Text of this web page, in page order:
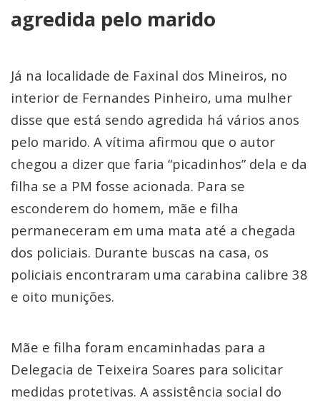
agredida pelo marido
Já na localidade de Faxinal dos Mineiros, no
interior de Fernandes Pinheiro, uma mulher
disse que está sendo agredida há vários anos
pelo marido. A vítima afirmou que o autor
chegou a dizer que faria “picadinhos” dela e da
filha se a PM fosse acionada. Para se
esconderem do homem, mãe e filha
permaneceram em uma mata até a chegada
dos policiais. Durante buscas na casa, os
policiais encontraram uma carabina calibre 38
e oito munições.
Mãe e filha foram encaminhadas para a
Delegacia de Teixeira Soares para solicitar
medidas protetivas. A assistência social do